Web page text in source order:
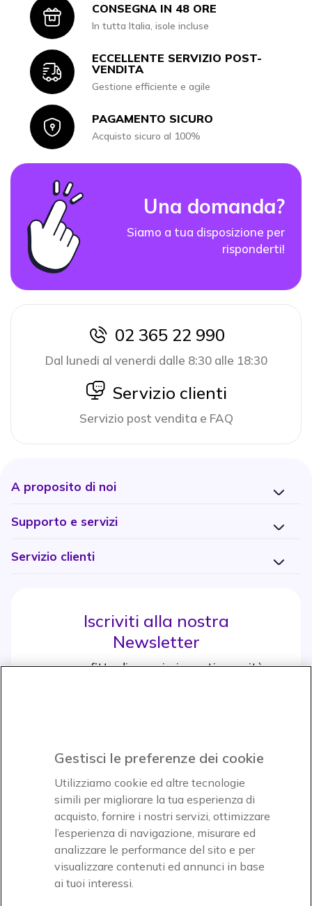
IconCONSEGNA IN 48 ORE
In tutta Italia, isole incluse
Icon
ECCELLENTE SERVIZIO POST-
VENDITA
Gestione efficiente e agile
IconPAGAMENTO SICURO
Acquisto sicuro al 100%
Una domanda?
Siamo a tua disposizione per
risponderti!
icon
02 365 22 990
Dal lunedi al venerdi dalle 8:30 alle 18:30
icon
Servizio clienti
Servizio post vendita e FAQ
A proposito di noi
Supporto e servizi
Servizio clienti
Iscriviti alla nostra
Newsletter
e approfitta di maggiori sconti e novità
Icon
Icon
Paga facilmente ed in assoluta sicurezza
Accettiamo
Gestisci le preferenze dei cookie
Utilizziamo cookie ed altre tecnologie
simili per migliorare la tua esperienza di
acquisto, fornire i nostri servizi, ottimizzare
l’esperienza di navigazione, misurare ed
analizzare le performance del sito e per
visualizzare contenuti ed annunci in base
ai tuoi interessi.